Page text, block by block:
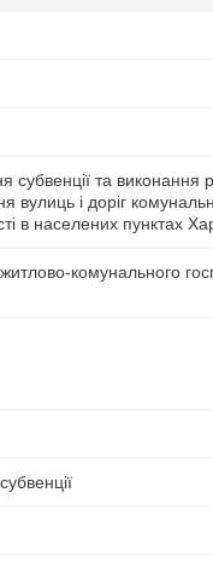
субвенції та виконання
вулиць і доріг
в населених пунктах
комунального